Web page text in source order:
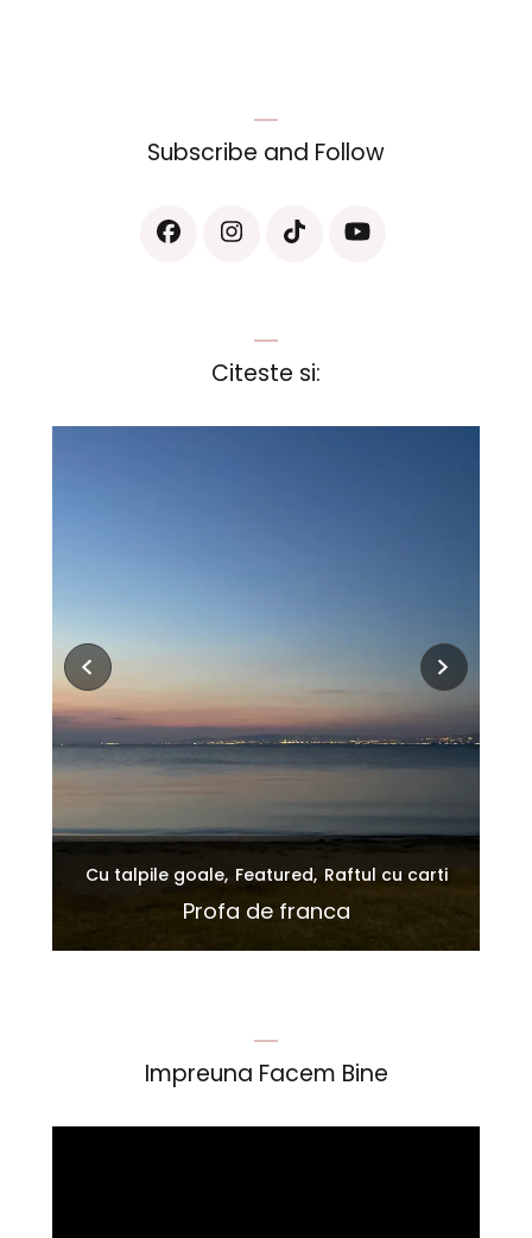
Subscribe and Follow
Citeste si:
Cu talpile goale Featured Raftul cu carti
Profa de franca
Impreuna Facem Bine